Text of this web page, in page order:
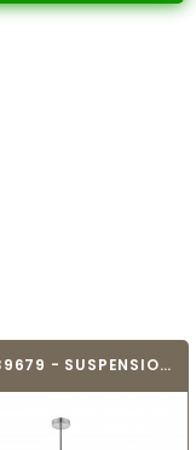
EGLO 39679 - SUSPENSION - BREGALLA